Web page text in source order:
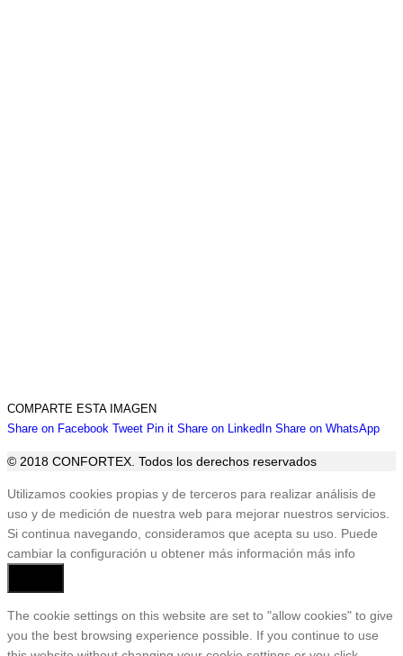
COMPARTE ESTA IMAGEN
Share on Facebook Share
Facebook
TweetShare
Twitter
Pin itShare
Pinterest
Share on LinkedInShare
LinkedIn
Share on WhatsApp
© 2018 CONFORTEX. Todos los derechos reservados
Ir
a
Tienda
Utilizamos cookies propias y de terceros para realizar análisis de
uso y de medición de nuestra web para mejorar nuestros servicios.
Si continua navegando, consideramos que acepta su uso. Puede
cambiar la configuración u obtener más información más info
The cookie settings on this website are set to "allow cookies" to give
you the best browsing experience possible. If you continue to use